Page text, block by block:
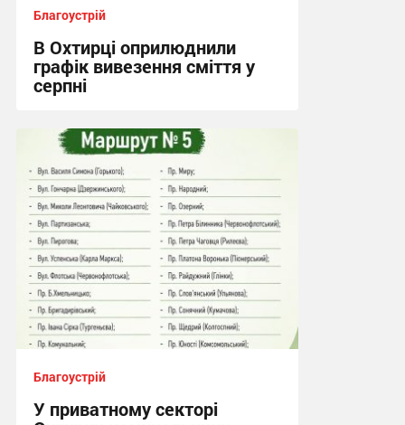
Благоустрій
В Охтирці оприлюднили
графік вивезення сміття у
серпні
21:08, 2.08.2026
Благоустрій
У приватному секторі